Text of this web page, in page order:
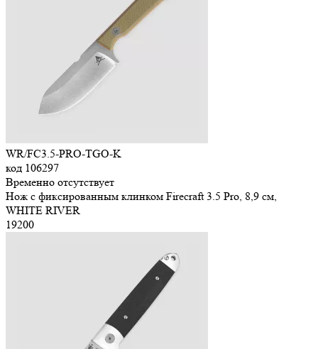
WR/FC3.5-PRO-TGO-K
код 106297
Временно отсутствует
Нож с фиксированным клинком Firecraft 3.5 Pro, 8,9 см,
WHITE RIVER
19200